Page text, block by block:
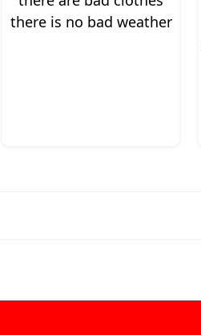
there is no bad weather